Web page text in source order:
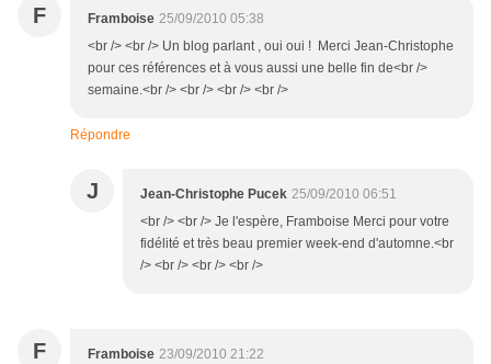
F Framboise 25/09/2010 05:38
<br /> <br /> Un blog parlant , oui oui ! Merci Jean-Christophe
pour ces références et à vous aussi une belle fin de<br />
semaine.<br /> <br /> <br /> <br />
Répondre
J Jean-Christophe Pucek 25/09/2010 06:51
<br /> <br /> Je l'espère, Framboise Merci pour votre
fidélité et très beau premier week-end d'automne.<br
/> <br /> <br /> <br />
F Framboise 23/09/2010 21:22